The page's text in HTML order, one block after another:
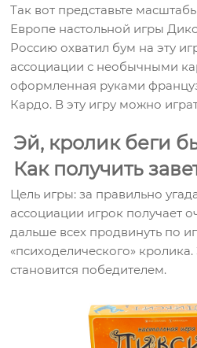
Так вот представьте
Европе настольной игры
Россию охватил бум на эту
ассоциации с необычными
оформленная руками
Кардо. В эту игру можно
Эй, кролик беги
Как получить
Цель игры: за правильно
ассоциации игрок получает
дальше всех продвинуть по
«психоделического» кролика.
становится победителем.